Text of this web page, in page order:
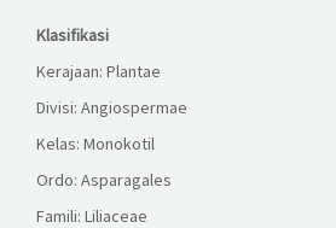
ALUMNI
Klasifikasi
Kerajaan: Plantae
Divisi: Angiospermae
Kelas: Monokotil
Ordo: Asparagales
Famili: Liliaceae